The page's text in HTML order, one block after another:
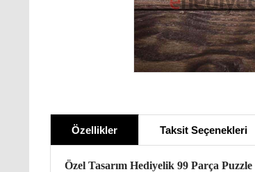
Özellikler Taksit Seçenekleri
Özel Tasarım Hediyelik 99 Parça Puzzle